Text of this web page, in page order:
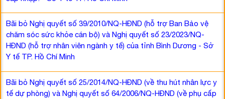
Bãi bỏ Nghị quyết số 39/2010/NQ-HĐND (hỗ trợ Ban Bảo vệ
chăm sóc sức khỏe cán bộ) và Nghị quyết số 23/2023/NQ-
HĐND (hỗ trợ nhân viên ngành y tế) của tỉnh Bình Dương - Sở
Y tế TP. Hồ Chí Minh
Bãi bỏ Nghị quyết số 25/2014/NQ-HĐND (về thu hút nhân lực y
tế dự phòng) và Nghị quyết số 64/2006/NQ-HĐND (về phụ cấp